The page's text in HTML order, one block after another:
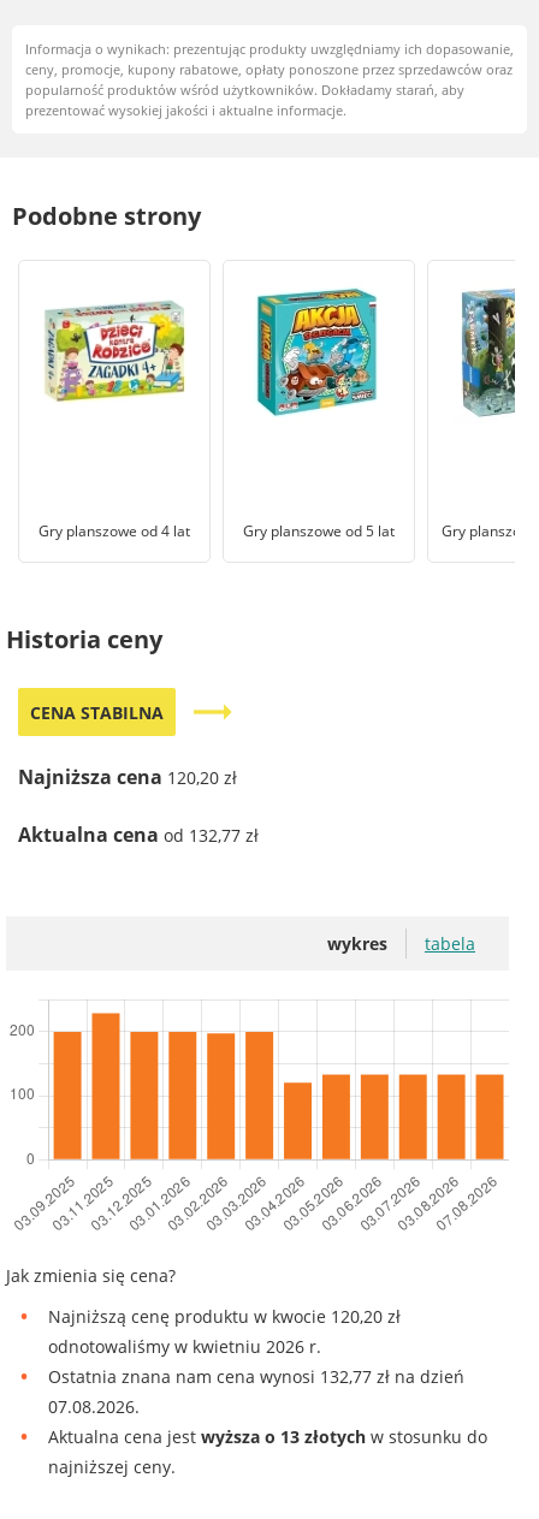
Informacja o wynikach: prezentując produkty uwzględniamy ich dopasowanie,
ceny, promocje, kupony rabatowe, opłaty ponoszone przez sprzedawców oraz
popularność produktów wśród użytkowników. Dokładamy starań, aby
prezentować wysokiej jakości i aktualne informacje.
Podobne strony
Gry planszowe od 4 lat Gry planszowe od 5 lat Gry
Historia ceny
CENA STABILNA trending_flat
Najniższa cena 120,20 zł
Aktualna cena od 132,77 zł
wykres tabela
Jak zmienia się cena?
Najniższą cenę produktu w kwocie 120,20 zł
odnotowaliśmy w kwietniu 2026 r.
Ostatnia znana nam cena wynosi 132,77 zł na dzień
07.08.2026.
Aktualna cena jest wyższa o 13 złotych w stosunku do
najniższej ceny.